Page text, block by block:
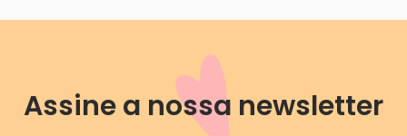
Assine a nossa newsletter